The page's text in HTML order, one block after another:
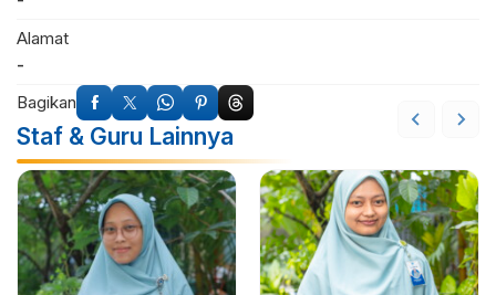
Alamat
-
Bagikan
Staf & Guru Lainnya